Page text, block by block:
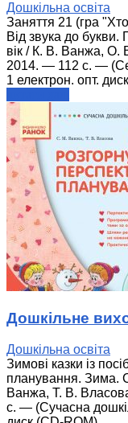
Дошкільна освіта
Заняття 21 (гра
Від звука до
вік / К. В. Ванжа,
2014. — 112 с. —
1 електрон. опт.
Дошкільне
Дошкільна освіта
Зимові казки із
планування. Зима.
Ванжа, Т. В.
с. — (Сучасна